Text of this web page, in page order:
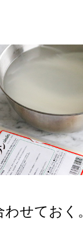
わせておく